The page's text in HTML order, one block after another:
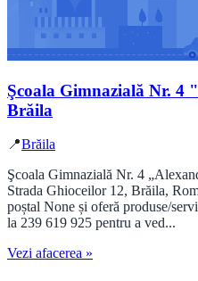
Şcoala Gimnazială Nr.
Brăila
📍Brăila
Şcoala Gimnazială Nr. 4
Strada Ghioceilor 12, Brăila,
poștal None și oferă produse/
la 239 619 925 pentru a ved...
Vezi afacerea »